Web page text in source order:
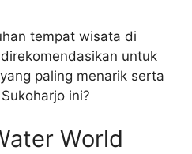
tempat wisata di
untuk
paling menarik serta
ini?
World